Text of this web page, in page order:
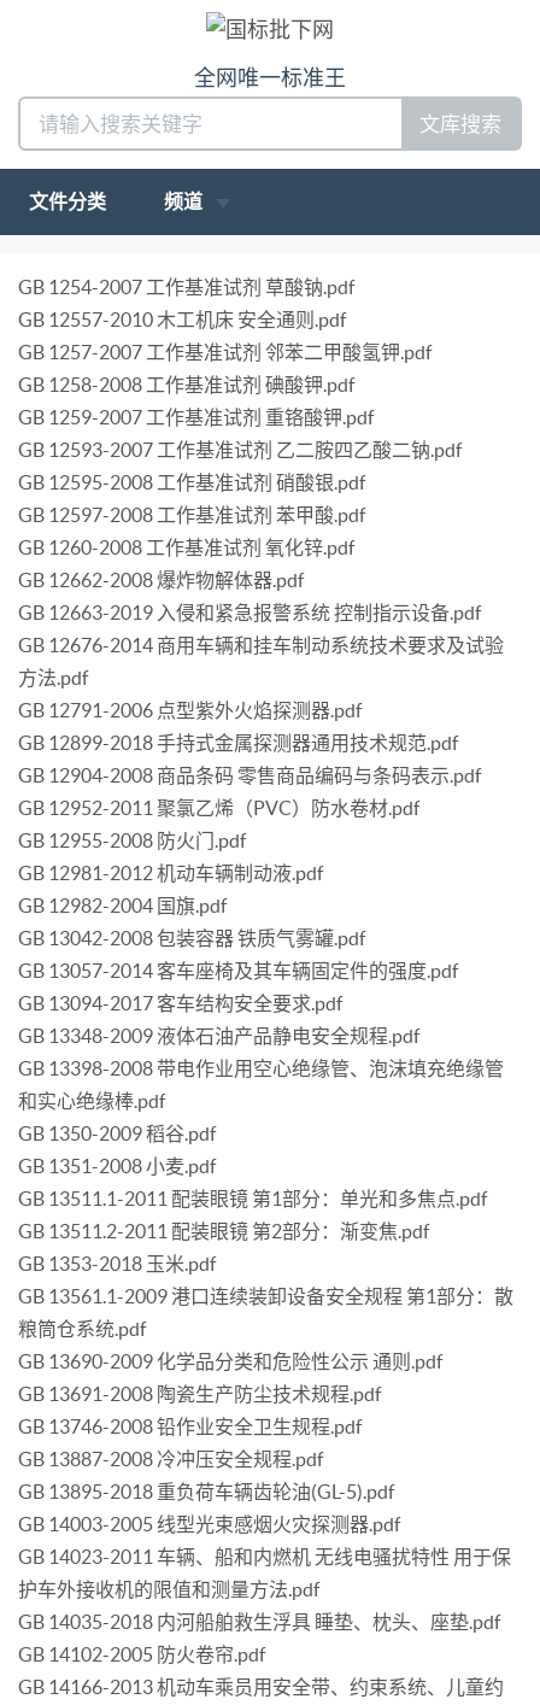
全网唯一标准王
文库搜索
文件分类 频道
GB 1254-2007 工作基准试剂 草酸钠.pdf
GB 12557-2010 木工机床 安全通则.pdf
GB 1257-2007 工作基准试剂 邻苯二甲酸氢钾.pdf
GB 1258-2008 工作基准试剂 碘酸钾.pdf
GB 1259-2007 工作基准试剂 重铬酸钾.pdf
GB 12593-2007 工作基准试剂 乙二胺四乙酸二钠.pdf
GB 12595-2008 工作基准试剂 硝酸银.pdf
GB 12597-2008 工作基准试剂 苯甲酸.pdf
GB 1260-2008 工作基准试剂 氧化锌.pdf
GB 12662-2008 爆炸物解体器.pdf
GB 12663-2019 入侵和紧急报警系统 控制指示设备.pdf
GB 12676-2014 商用车辆和挂车制动系统技术要求及试验
方法.pdf
GB 12791-2006 点型紫外火焰探测器.pdf
GB 12899-2018 手持式金属探测器通用技术规范.pdf
GB 12904-2008 商品条码 零售商品编码与条码表示.pdf
GB 12952-2011 聚氯乙烯（PVC）防水卷材.pdf
GB 12955-2008 防火门.pdf
GB 12981-2012 机动车辆制动液.pdf
GB 12982-2004 国旗.pdf
GB 13042-2008 包装容器 铁质气雾罐.pdf
GB 13057-2014 客车座椅及其车辆固定件的强度.pdf
GB 13094-2017 客车结构安全要求.pdf
GB 13348-2009 液体石油产品静电安全规程.pdf
GB 13398-2008 带电作业用空心绝缘管、泡沫填充绝缘管
和实心绝缘棒.pdf
GB 1350-2009 稻谷.pdf
GB 1351-2008 小麦.pdf
GB 13511.1-2011 配装眼镜 第1部分：单光和多焦点.pdf
GB 13511.2-2011 配装眼镜 第2部分：渐变焦.pdf
GB 1353-2018 玉米.pdf
GB 13561.1-2009 港口连续装卸设备安全规程 第1部分：散
粮筒仓系统.pdf
GB 13690-2009 化学品分类和危险性公示 通则.pdf
GB 13691-2008 陶瓷生产防尘技术规程.pdf
GB 13746-2008 铅作业安全卫生规程.pdf
GB 13887-2008 冷冲压安全规程.pdf
GB 13895-2018 重负荷车辆齿轮油(GL-5).pdf
GB 14003-2005 线型光束感烟火灾探测器.pdf
GB 14023-2011 车辆、船和内燃机 无线电骚扰特性 用于保
护车外接收机的限值和测量方法.pdf
GB 14035-2018 内河船舶救生浮具 睡垫、枕头、座垫.pdf
GB 14102-2005 防火卷帘.pdf
GB 14166-2013 机动车乘员用安全带、约束系统、儿童约